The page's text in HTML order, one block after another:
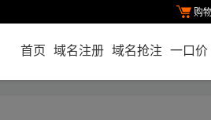
购
首页 域名注册 域名抢注 一口价